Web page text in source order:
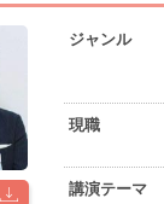
ジャンル
現職
講演テーマ